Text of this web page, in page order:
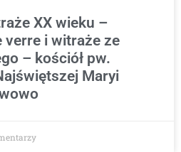
XX wieku –
verre i witraże ze
– kościół pw.
Maryi